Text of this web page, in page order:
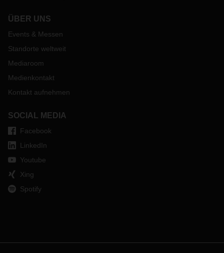
ÜBER UNS
Events & Messen
Standorte weltweit
Mediaroom
Medienkontakt
Kontakt aufnehmen
SOCIAL MEDIA
Facebook
LinkedIn
Youtube
Xing
Spotify